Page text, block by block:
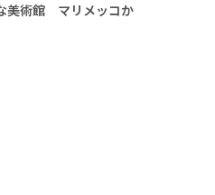
美術館 マリメッコか